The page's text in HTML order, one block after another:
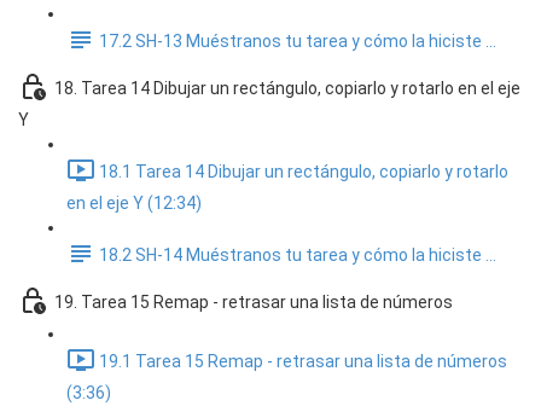
17.2 SH-13 Muéstranos tu tarea y cómo la hiciste ...
18. Tarea 14 Dibujar un rectángulo, copiarlo y rotarlo en el eje
Y
18.1 Tarea 14 Dibujar un rectángulo, copiarlo y rotarlo
en el eje Y (12:34)
18.2 SH-14 Muéstranos tu tarea y cómo la hiciste ...
19. Tarea 15 Remap - retrasar una lista de números
19.1 Tarea 15 Remap - retrasar una lista de números
(3:36)